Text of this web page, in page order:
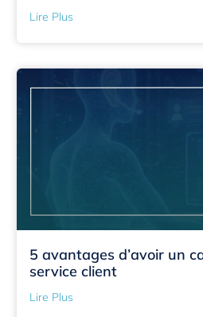
Lire Plus
5 avantages d’avoir un
service client
Lire Plus